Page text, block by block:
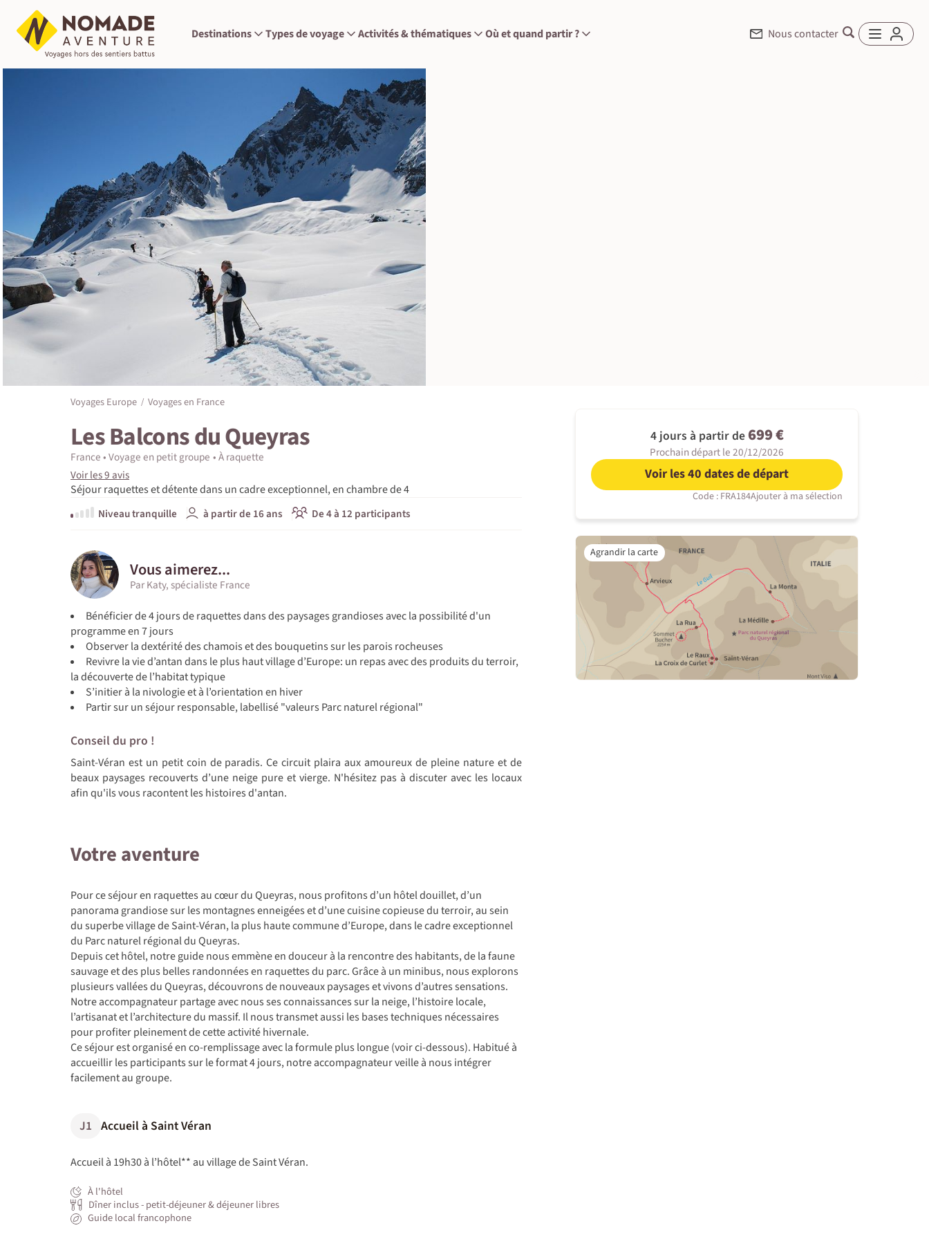
Destinations Types de voyage Activités & thématiques Où et quand partir ? Nous contacter
Voyages Europe Voyages en France
Les Balcons du Queyras
France Voyage en petit groupe À raquette
Voir les 9 avis
Séjour raquettes et détente dans un cadre exceptionnel, en chambre de 4
Niveau tranquille
à partir de 16 ans De 4 à 12 participants
4 jours à partir de 699 €
Prochain départ le 20/12/2026
Voir les 40 dates de départ
Code : FRA184Ajouter à ma sélection
Vous aimerez...
Par Katy, spécialiste France
Bénéficier de 4 jours de raquettes dans des paysages grandioses avec la possibilité d'un
programme en 7 jours
Observer la dextérité des chamois et des bouquetins sur les parois rocheuses
Revivre la vie d’antan dans le plus haut village d’Europe: un repas avec des produits du terroir,
la découverte de l’habitat typique
S’initier à la nivologie et à l’orientation en hiver
Partir sur un séjour responsable, labellisé "valeurs Parc naturel régional"
Conseil du pro !
Saint-Véran est un petit coin de paradis. Ce circuit plaira aux amoureux de pleine nature et de
beaux paysages recouverts d’une neige pure et vierge. N'hésitez pas à discuter avec les locaux
afin qu'ils vous racontent les histoires d'antan.
Votre aventure
Pour ce séjour en raquettes au cœur du Queyras, nous profitons d’un hôtel douillet, d’un
panorama grandiose sur les montagnes enneigées et d’une cuisine copieuse du terroir, au sein
du superbe village de Saint-Véran, la plus haute commune d’Europe, dans le cadre exceptionnel
du Parc naturel régional du Queyras.
Depuis cet hôtel, notre guide nous emmène en douceur à la rencontre des habitants, de la faune
sauvage et des plus belles randonnées en raquettes du parc. Grâce à un minibus, nous explorons
plusieurs vallées du Queyras, découvrons de nouveaux paysages et vivons d’autres sensations.
Notre accompagnateur partage avec nous ses connaissances sur la neige, l’histoire locale,
l’artisanat et l’architecture du massif. Il nous transmet aussi les bases techniques nécessaires
pour profiter pleinement de cette activité hivernale.
Ce séjour est organisé en co-remplissage avec la formule plus longue (voir ci-dessous). Habitué à
accueillir les participants sur le format 4 jours, notre accompagnateur veille à nous intégrer
facilement au groupe.
J1 Accueil à Saint Véran
Accueil à 19h30 à l’hôtel** au village de Saint Véran.
À l'hôtel
Dîner inclus - petit-déjeuner & déjeuner libres
Guide local francophone